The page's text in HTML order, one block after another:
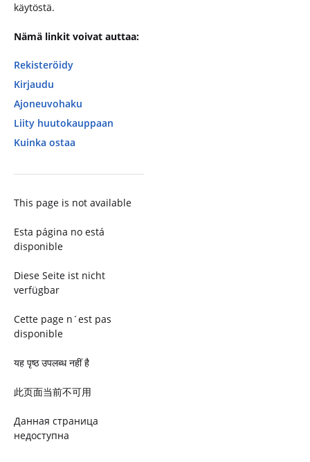
käytöstä.
Nämä linkit voivat auttaa:
Rekisteröidy
Kirjaudu
Ajoneuvohaku
Liity huutokauppaan
Kuinka ostaa
This page is not available
Esta página no está
disponible
Diese Seite ist nicht
verfügbar
Cette page n´est pas
disponible
यह पृष्ठ उपलब्ध नहीं है
此页面当前不可用
Данная страница
недоступна